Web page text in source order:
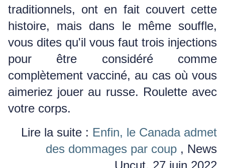
traditionnels, ont en fait couvert cette
histoire, mais dans le même souffle,
vous dites qu'il vous faut trois injections
pour être considéré comme
complètement vacciné, au cas où vous
aimeriez jouer au russe. Roulette avec
votre corps.
Lire la suite : Enfin, le Canada admet
des dommages par coup , News
Uncut, 27 juin 2022